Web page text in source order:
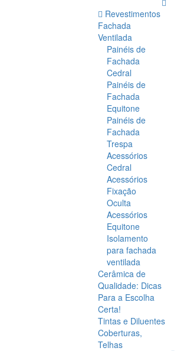
Revestimentos
Fachada
Ventilada
Painéis de
Fachada
Cedral
Painéis de
Fachada
Equitone
Painéis de
Fachada
Trespa
Acessórios
Cedral
Acessórios
Fixação
Oculta
Acessórios
Equitone
Isolamento
para fachada
ventilada
Cerâmica de
Qualidade: Dicas
Para a Escolha
Certa!
Tintas e Diluentes
Coberturas,
Telhas